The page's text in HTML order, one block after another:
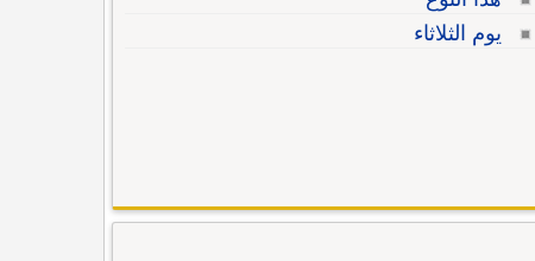
يوم الثلاثاء